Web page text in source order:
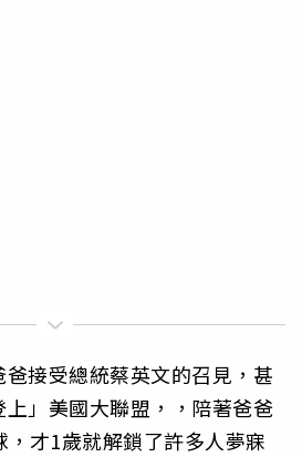
接受總統蔡英文的召見，甚
」美國大聯盟，，陪著爸爸
才1歲就解鎖了許多人夢寐